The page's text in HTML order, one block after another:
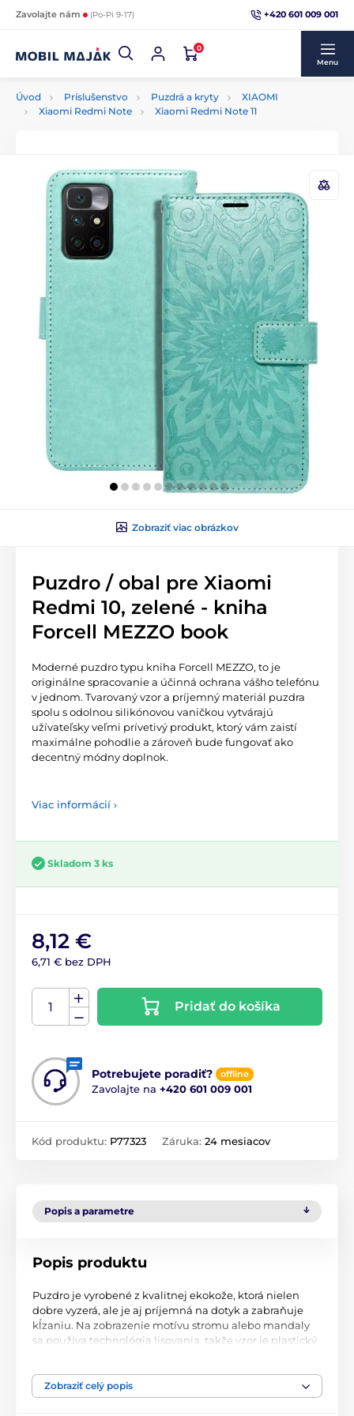
Zavolajte nám (Po-Pi 9-17) +420 601 009 001
0
Menu
Úvod Príslušenstvo Puzdrá a kryty
XIAOMI
Xiaomi Redmi Note
Xiaomi Redmi Note 11
Zobraziť viac obrázkov
Puzdro / obal pre Xiaomi
Redmi 10, zelené - kniha
Forcell MEZZO book
Moderné puzdro typu kniha Forcell MEZZO, to je
originálne spracovanie a účinná ochrana vášho telefónu
v jednom. Tvarovaný vzor a príjemný materiál puzdra
spolu s odolnou silikónovou vaničkou vytvárajú
užívateľsky veľmi prívetivý produkt, ktorý vám zaistí
maximálne pohodlie a zároveň bude fungovať ako
decentný módny doplnok.
Viac informácií ›
Skladom 3 ks
8,12 €
6,71 € bez DPH
Pridať do košíka
Potrebujete poradiť? offline
Zavolajte na +420 601 009 001
Kód produktu: P77323 Záruka: 24 mesiacov
Popis a parametre
Popis produktu
Puzdro je vyrobené z kvalitnej ekokože, ktorá nielen
dobre vyzerá, ale je aj príjemná na dotyk a zabraňuje
kĺzaniu. Na zobrazenie motívu stromu alebo mandaly
sa používa technológia lisovania, takže vzor je plastický
držalo vo vnútri. Jednoduché otváranie typu "kniha" je
doplnené magnetom, ktorý zabraňuje samovoľnému
Zobraziť celý popis